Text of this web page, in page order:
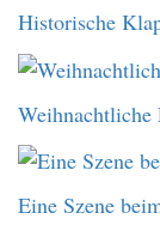
Historische
Weihnachtliche
Eine Szene